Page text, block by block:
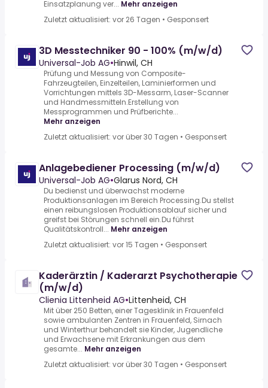
Einsatzplanung ver... Mehr anzeigen
Zuletzt aktualisiert: vor 26 Tagen • Gesponsert
3D Messtechniker 90 - 100% (m/w/d)
Universal-Job AG•Hinwil, CH
Prüfung und Messung von Composite-
Fahrzeugteilen, Einzelteilen, Laminierformen und
Vorrichtungen mittels 3D-Messarm, Laser-Scanner
und Handmessmitteln.Erstellung von
Messprogrammen und Prüfberichte...
Mehr anzeigen
Zuletzt aktualisiert: vor über 30 Tagen • Gesponsert
Anlagebediener Processing (m/w/d)
Universal-Job AG•Glarus Nord, CH
Du bedienst und überwachst moderne
Produktionsanlagen im Bereich Processing.Du stellst
einen reibungslosen Produktionsablauf sicher und
greifst bei Störungen schnell ein.Du führst
Qualitätskontroll... Mehr anzeigen
Zuletzt aktualisiert: vor 15 Tagen • Gesponsert
Kaderärztin / Kaderarzt Psychotherapie
(m/w/d)
Clienia Littenheid AG•Littenheid, CH
Mit über 250 Betten, einer Tagesklinik in Frauenfeld
sowie ambulanten Zentren in Frauenfeld, Sirnach
und Winterthur behandelt sie Kinder, Jugendliche
und Erwachsene mit Erkrankungen aus dem
gesamte... Mehr anzeigen
Zuletzt aktualisiert: vor über 30 Tagen • Gesponsert